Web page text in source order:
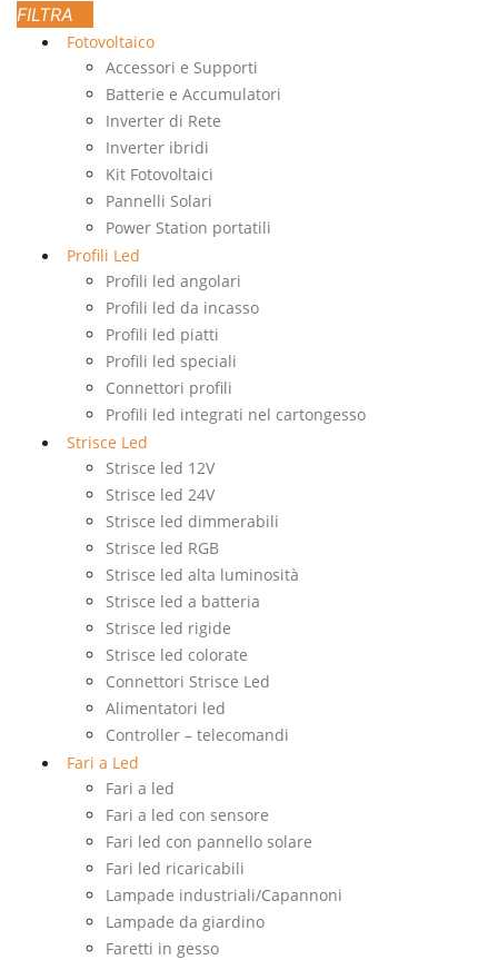
Fotovoltaico
Accessori e Supporti
Batterie e Accumulatori
Inverter di Rete
Inverter ibridi
Kit Fotovoltaici
Pannelli Solari
Power Station portatili
Profili Led
Profili led angolari
Profili led da incasso
Profili led piatti
Profili led speciali
Connettori profili
Profili led integrati nel cartongesso
Strisce Led
Strisce led 12V
Strisce led 24V
Strisce led dimmerabili
Strisce led RGB
Strisce led alta luminosità
Strisce led a batteria
Strisce led rigide
Strisce led colorate
Connettori Strisce Led
Alimentatori led
Controller – telecomandi
Fari a Led
Fari a led
Fari a led con sensore
Fari led con pannello solare
Fari led ricaricabili
Lampade industriali/Capannoni
Lampade da giardino
Faretti in gesso